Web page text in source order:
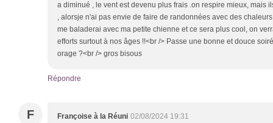
a diminué , le vent est devenu plus frais .on respire mieux, mais
, alorsje n'ai pas envie de faire de randonnées avec des
me baladerai avec ma petite chienne et ce sera plus cool, on
efforts surtout à nos âges !!<br /> Passe une bonne et douce
orage ?<br /> gros bisous
Répondre
F Françoise à la Réuni 02/08/2024 19:31